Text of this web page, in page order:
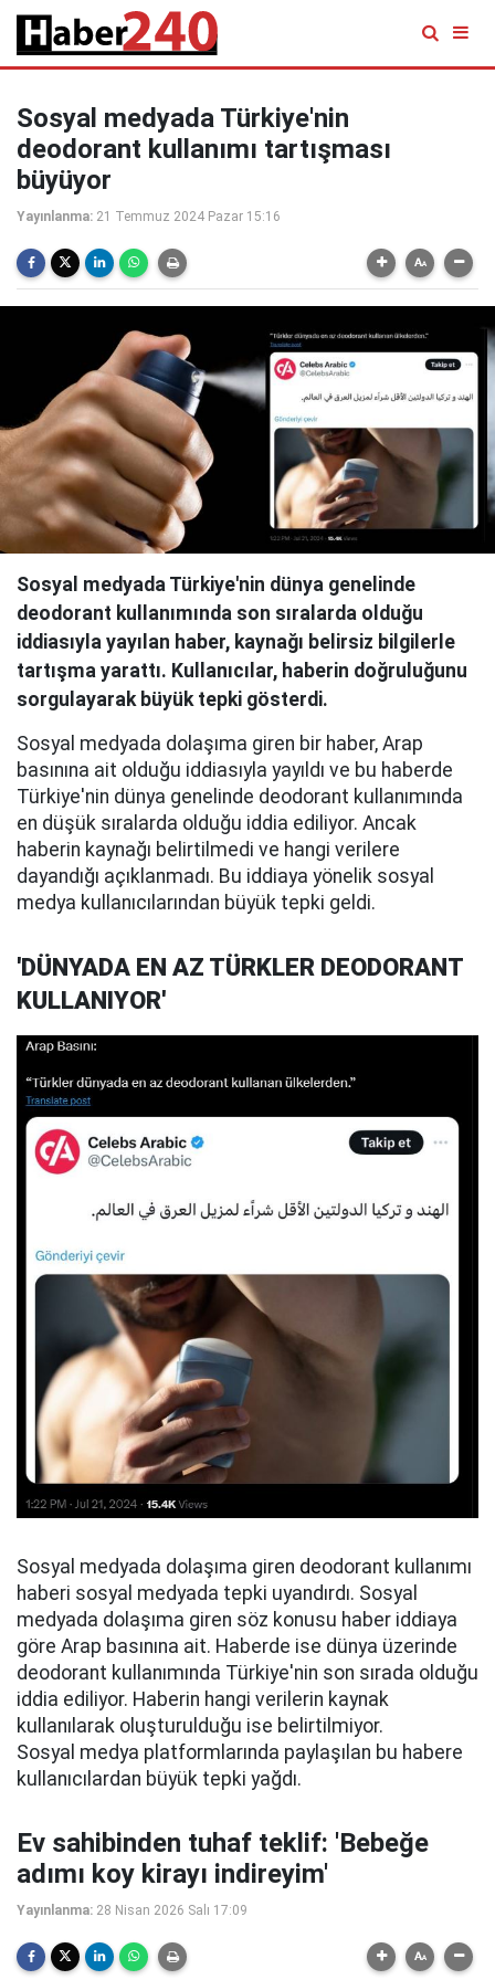
Sosyal medyada Türkiye'nin
deodorant kullanımı tartışması
büyüyor
Yayınlanma: 21 Temmuz 2024 Pazar 15:16
Sosyal medyada Türkiye'nin dünya genelinde
deodorant kullanımında son sıralarda olduğu
iddiasıyla yayılan haber, kaynağı belirsiz bilgilerle
tartışma yarattı. Kullanıcılar, haberin doğruluğunu
sorgulayarak büyük tepki gösterdi.
Sosyal medyada dolaşıma giren bir haber, Arap
basınına ait olduğu iddiasıyla yayıldı ve bu haberde
Türkiye'nin dünya genelinde deodorant kullanımında
en düşük sıralarda olduğu iddia ediliyor. Ancak
haberin kaynağı belirtilmedi ve hangi verilere
dayandığı açıklanmadı. Bu iddiaya yönelik sosyal
medya kullanıcılarından büyük tepki geldi.
'DÜNYADA EN AZ TÜRKLER DEODORANT
KULLANIYOR'
Sosyal medyada dolaşıma giren deodorant kullanımı
haberi sosyal medyada tepki uyandırdı. Sosyal
medyada dolaşıma giren söz konusu haber iddiaya
göre Arap basınına ait. Haberde ise dünya üzerinde
deodorant kullanımında Türkiye'nin son sırada olduğu
iddia ediliyor. Haberin hangi verilerin kaynak
kullanılarak oluşturulduğu ise belirtilmiyor.
Sosyal medya platformlarında paylaşılan bu habere
kullanıcılardan büyük tepki yağdı.
Ev sahibinden tuhaf teklif: 'Bebeğe
adımı koy kirayı indireyim'
Yayınlanma: 28 Nisan 2026 Salı 17:09